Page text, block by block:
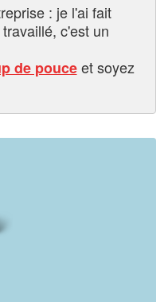
: je l'ai fait
c'est un
de pouceet soyez